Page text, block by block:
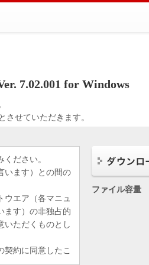
7.02.001 for Windows
せていただきます。
ださい。
います）との間の
ウエア（各マニュ
ます）の非独占的
いただくものとし
契約に同意したこ
ファイル容量